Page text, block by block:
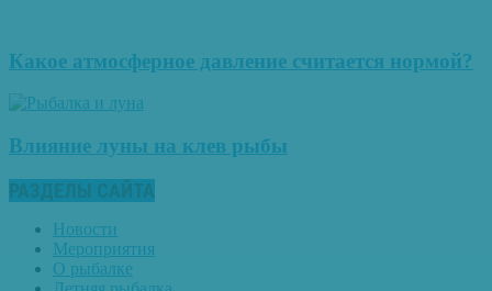
Какое атмосферное давление считается нормой?
Влияние луны на клев рыбы
РАЗДЕЛЫ САЙТА
Новости
Мероприятия
О рыбалке